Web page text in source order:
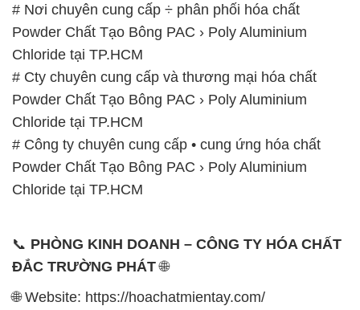
# Nơi chuyên cung cấp ÷ phân phối hóa chất
Powder Chất Tạo Bông PAC › Poly Aluminium
Chloride tại TP.HCM
# Cty chuyên cung cấp và thương mại hóa chất
Powder Chất Tạo Bông PAC › Poly Aluminium
Chloride tại TP.HCM
# Công ty chuyên cung cấp • cung ứng hóa chất
Powder Chất Tạo Bông PAC › Poly Aluminium
Chloride tại TP.HCM
📞 PHÒNG KINH DOANH – CÔNG TY HÓA CHẤT
ĐẮC TRƯỜNG PHÁT🌐
🌐 Website: https://hoachatmientay.com/